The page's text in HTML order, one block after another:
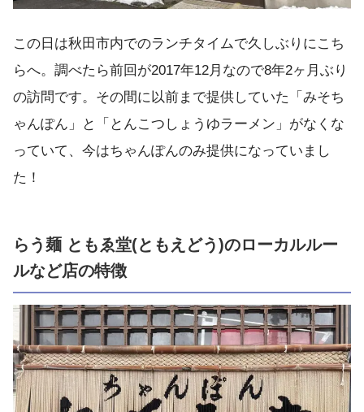
この日は秋田市内でのランチタイムで久しぶりにこち
らへ。調べたら前回が2017年12月なので8年2ヶ月ぶり
の訪問です。その間に以前まで提供していた「みそち
ゃんぽん」と「とんこつしょうゆラーメン」がなくな
っていて、今はちゃんぽんのみ提供になっていまし
た！
らう麺 ともゑ堂(ともえどう)のローカルルー
ルなど店の特徴